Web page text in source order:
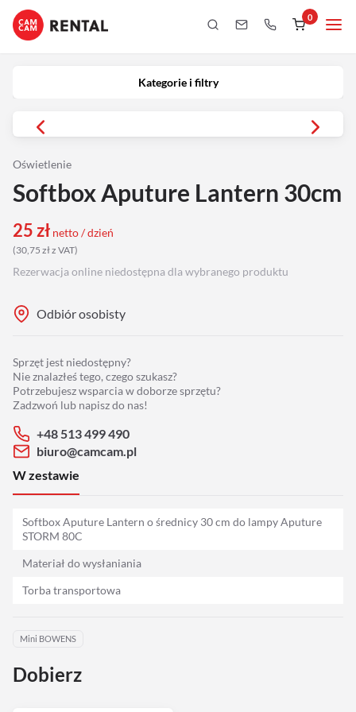
0
Kategorie i filtry
Oświetlenie
Softbox Aputure Lantern 30cm
25zł netto / dzień
(30,75 złz VAT)
Rezerwacja online niedostępna dla wybranego produktu
Odbiór osobisty
Sprzęt jest niedostępny?
Nie znalazłeś tego, czego szukasz?
Potrzebujesz wsparcia w doborze sprzętu?
Zadzwoń lub napisz do nas!
+48 513 499 490
biuro@camcam.pl
W zestawie
Softbox Aputure Lantern o średnicy 30 cm do lampy Aputure
STORM 80C
Materiał do wysłaniania
Torba transportowa
Mini BOWENS
Dobierz
Kategorie i filtry
Obiektywy
Oświetlenie
Podgląd
Laptopy
Adaptery
Drony
Platformy 360
Grip
Slidery